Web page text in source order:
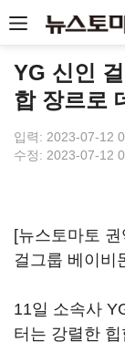
YG 신인
합 장르로
입력: 2023-07-12
수정: 2023-07-12
[뉴스토마토
걸그룹 베이비
11일 소속사
터는 강렬한